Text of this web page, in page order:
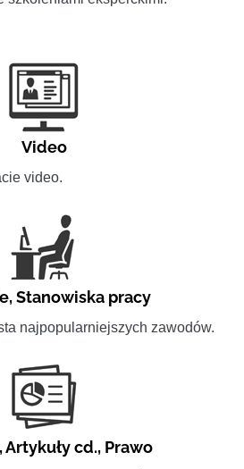
Video
video.
,Stanowiska pracy
najpopularniejszych zawodów.
,Artykuły cd., Prawo